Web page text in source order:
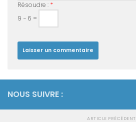
Résoudre : *
9 − 6 =
NOUS SUIVRE :
ARTICLE PRÉCÉDENT